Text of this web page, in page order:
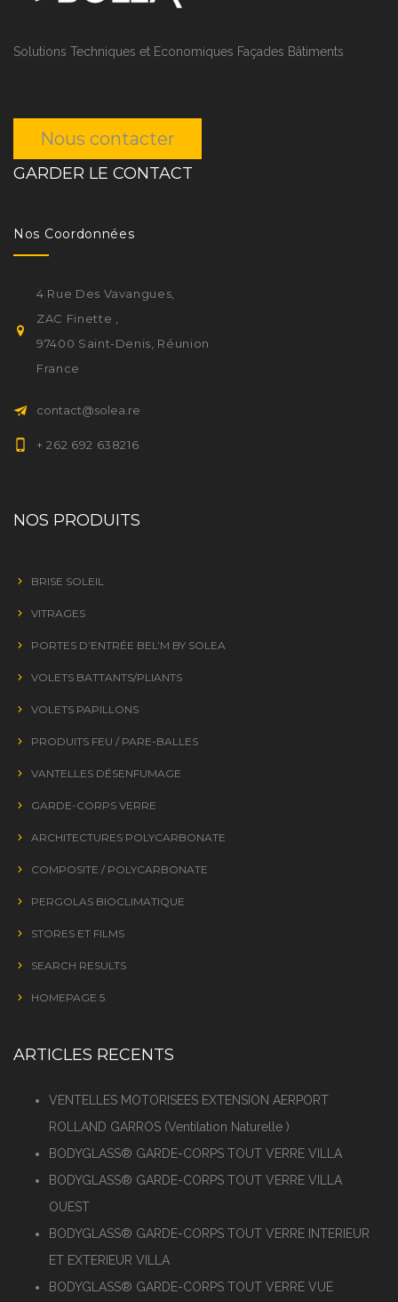
Solutions Techniques et Economiques Façades Bâtiments
Nous contacter
GARDER LE CONTACT
Nos Coordonnées
4 Rue Des Vavangues,
ZAC Finette ,
97400 Saint-Denis, Réunion
France
contact@solea.re
+ 262 692 638216
NOS PRODUITS
BRISE SOLEIL
VITRAGES
PORTES D’ENTRÉE BEL’M BY SOLEA
VOLETS BATTANTS/PLIANTS
VOLETS PAPILLONS
PRODUITS FEU / PARE-BALLES
VANTELLES DÉSENFUMAGE
GARDE-CORPS VERRE
ARCHITECTURES POLYCARBONATE
COMPOSITE / POLYCARBONATE
PERGOLAS BIOCLIMATIQUE
STORES ET FILMS
SEARCH RESULTS
HOMEPAGE 5
ARTICLES RECENTS
VENTELLES MOTORISEES EXTENSION AERPORT
ROLLAND GARROS (Ventilation Naturelle )
BODYGLASS® GARDE-CORPS TOUT VERRE VILLA
BODYGLASS® GARDE-CORPS TOUT VERRE VILLA
OUEST
BODYGLASS® GARDE-CORPS TOUT VERRE INTERIEUR
ET EXTERIEUR VILLA
BODYGLASS® GARDE-CORPS TOUT VERRE VUE